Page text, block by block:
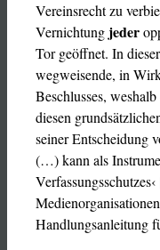
Vereinsrecht zu
Vernichtung jeder
Tor geöffnet. In
wegweisende, in
Beschlusses,
diesen
seiner Entscheidung
(…) kann als
Handlungsanleitung